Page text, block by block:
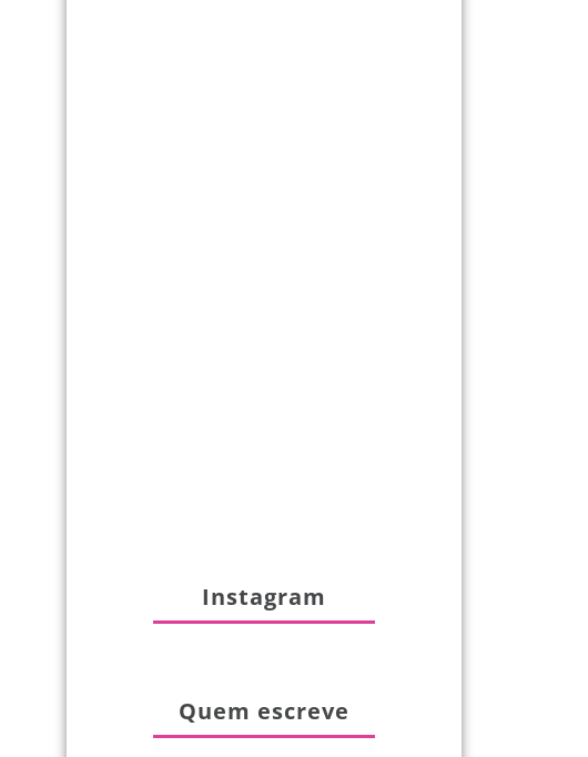
Instagram
Quem escreve